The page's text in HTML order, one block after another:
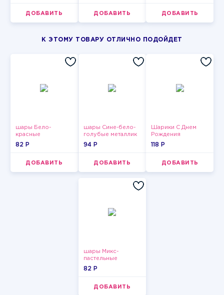
ДОБАВИТЬ ДОБАВИТЬ ДОБАВИТЬ
К ЭТОМУ ТОВАРУ ОТЛИЧНО ПОДОЙДЕТ
шары Бело-
красные
пастельные
82 P
ДОБАВИТЬ
шары Сине-бело-
голубые металлик
94 P
ДОБАВИТЬ
Шарики С Днем
Рождения
118 P
ДОБАВИТЬ
шары Микс-
пастельные
82 P
ДОБАВИТЬ